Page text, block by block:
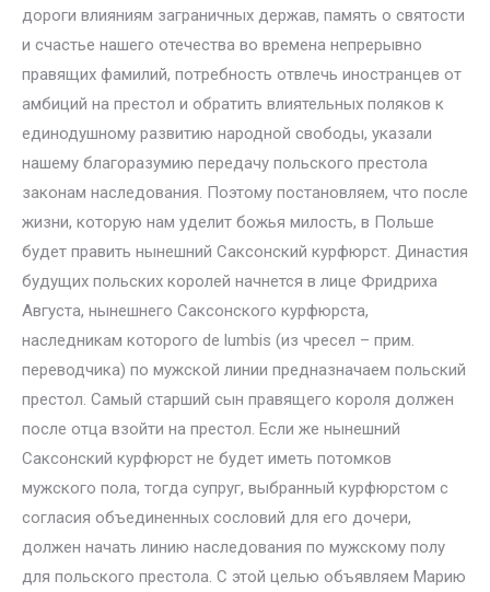
дороги влияниям заграничных держав, память о святости
и счастье нашего отечества во времена непрерывно
правящих фамилий, потребность отвлечь иностранцев от
амбиций на престол и обратить влиятельных поляков к
единодушному развитию народной свободы, указали
нашему благоразумию передачу польского престола
законам наследования. Поэтому постановляем, что после
жизни, которую нам уделит божья милость, в Польше
будет править нынешний Саксонский курфюрст. Династия
будущих польских королей начнется в лице Фридриха
Августа, нынешнего Саксонского курфюрста,
наследникам которого de lumbis (из чресел – прим.
переводчика) по мужской линии предназначаем польский
престол. Самый старший сын правящего короля должен
после отца взойти на престол. Если же нынешний
Саксонский курфюрст не будет иметь потомков
мужского пола, тогда супруг, выбранный курфюрстом с
согласия объединенных сословий для его дочери,
должен начать линию наследования по мужскому полу
для польского престола. С этой целью объявляем Марию